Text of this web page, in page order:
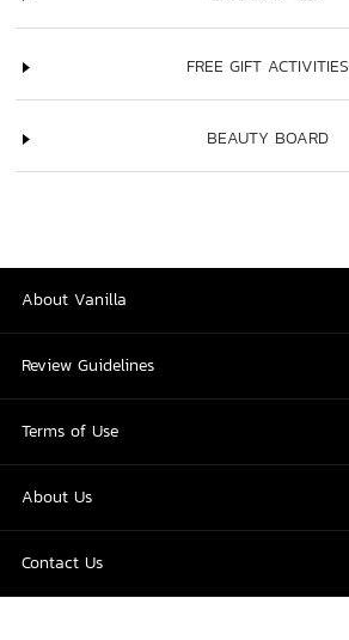
FREE GIFT ACTIVITIES
BEAUTY BOARD
About Vanilla
Review Guidelines
Terms of Use
About Us
Contact Us